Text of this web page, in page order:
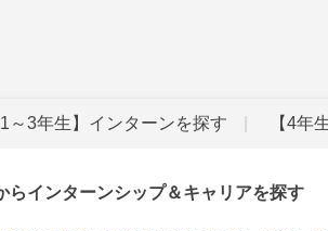
1～3年生】インターンを探す 【4年
らインターンシップ＆キャリアを探す